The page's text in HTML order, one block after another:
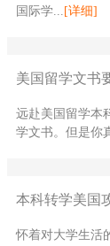
国际学... [详细]
美国留学文书
远赴美国留学本
学文书。但是你
本科转学美国
怀着对大学生活